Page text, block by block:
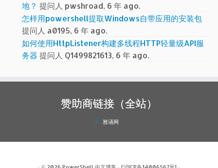
地？ 提问人 pwshroad, 6 年 ago.
怎样用powershell提取Windows自带应用的安装包
提问人 a0195, 6 年 ago.
如何使用HttpListener构建多线程HTTP轻量级API服
务器 提问人 Q1499821613, 6 年 ago.
赞助商链接（全站）
雅诵网